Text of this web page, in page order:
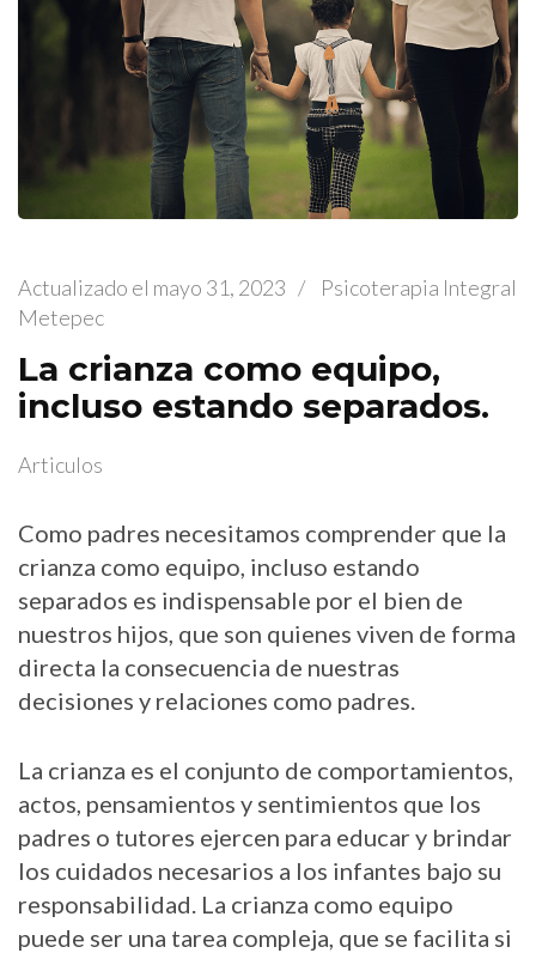
Actualizado el mayo 31, 2023 /
Psicoterapia Integral
Metepec
La crianza como equipo,
incluso estando separados.
Articulos
Como padres necesitamos comprender que la
crianza como equipo, incluso estando
separados es indispensable por el bien de
nuestros hijos, que son quienes viven de forma
directa la consecuencia de nuestras
decisiones y relaciones como padres.
La crianza es el conjunto de comportamientos,
actos, pensamientos y sentimientos que los
padres o tutores ejercen para educar y brindar
los cuidados necesarios a los infantes bajo su
responsabilidad. La crianza como equipo
puede ser una tarea compleja, que se facilita si